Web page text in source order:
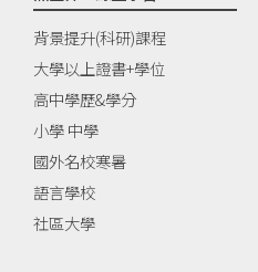
背景提升(科研)課程
大學以上證書+學位
高中學歷&學分
小學 中學
國外名校寒暑
語言學校
社區大學